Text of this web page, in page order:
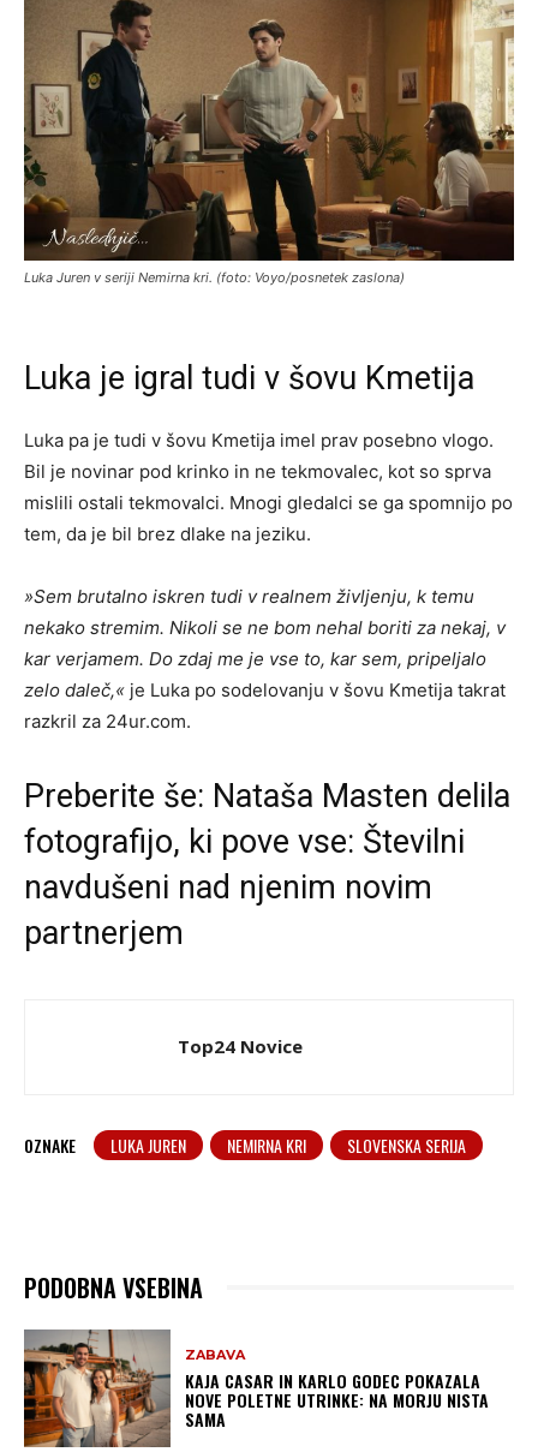
Luka Juren v seriji Nemirna kri. (foto: Voyo/posnetek zaslona)
Luka je igral tudi v šovu Kmetija
Luka pa je tudi v šovu Kmetija imel prav posebno vlogo.
Bil je novinar pod krinko in ne tekmovalec, kot so sprva
mislili ostali tekmovalci. Mnogi gledalci se ga spomnijo po
tem, da je bil brez dlake na jeziku.
»Sem brutalno iskren tudi v realnem življenju, k temu
nekako stremim. Nikoli se ne bom nehal boriti za nekaj, v
kar verjamem. Do zdaj me je vse to, kar sem, pripeljalo
zelo daleč,« je Luka po sodelovanju v šovu Kmetija takrat
razkril za 24ur.com.
Preberite še: Nataša Masten delila
fotografijo, ki pove vse: Številni
navdušeni nad njenim novim
partnerjem
Top24 Novice
OZNAKE LUKA JUREN NEMIRNA KRI SLOVENSKA SERIJA
PODOBNA VSEBINA
ZABAVA
KAJA CASAR IN KARLO GODEC POKAZALA
NOVE POLETNE UTRINKE: NA MORJU NISTA
SAMA